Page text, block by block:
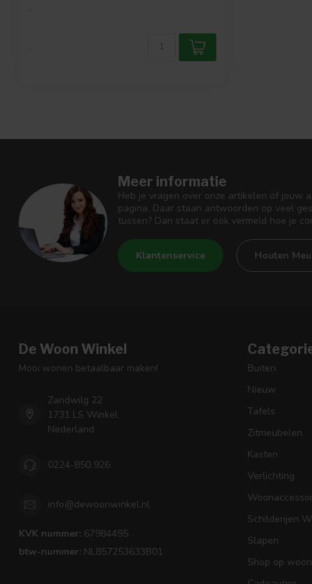
.
.
Meer informatie
Heb je vragen over onze artikelen of jouw
pagina. Daar staan antwoorden op veel
tussen? Dan staat er ook vermeld hoe je
Klantenservice Houten
De Woon Winkel
Mooi wonen betaalbaar maken!
Zandwilg 22
1731 LS Winkel
Nederland
0224-850 926
info@dewoonwinkel.nl
KVK nummer: 67984495
btw-nummer: NL857253633B01
Buiten
Nieuw
Tafels
Zitmeubelen
Kasten
Verlichting
Schilderijen
Slapen
Shop op